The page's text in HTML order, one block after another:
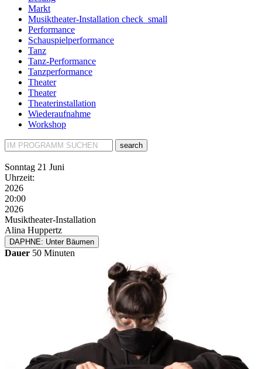
Markt
Musiktheater-Installation check_small
Performance
Schauspielperformance
Tanz
Tanz-Performance
Tanzperformance
Theater
Theater
Theaterinstallation
Wiederaufnahme
Workshop
search
Sonntag 21 Juni
Uhrzeit:
2026
20:00
2026
Musiktheater-Installation
Alina Huppertz
DAPHNE: Unter Bäumen
Dauer 50 Minuten